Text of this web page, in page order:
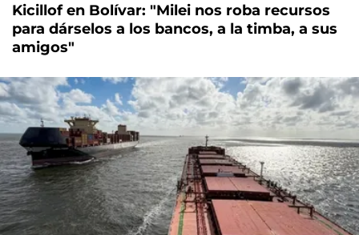
Kicillof en Bolívar: "Milei nos roba recursos
para dárselos a los bancos, a la timba, a sus
amigos"